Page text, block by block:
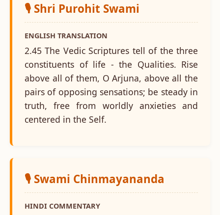
🎙️ Shri Purohit Swami
ENGLISH TRANSLATION
2.45 The Vedic Scriptures tell of the three
constituents of life - the Qualities. Rise
above all of them, O Arjuna, above all the
pairs of opposing sensations; be steady in
truth, free from worldly anxieties and
centered in the Self.
🎙️ Swami Chinmayananda
HINDI COMMENTARY